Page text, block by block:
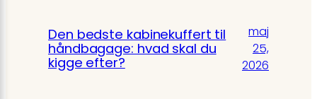
Den bedste kabinekuffert til
håndbagage: hvad skal du
kigge efter?
maj
25,
2026